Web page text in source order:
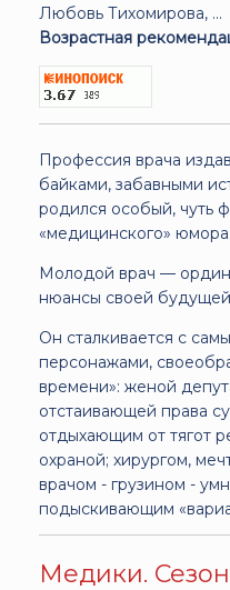
Любовь Тихомирова, ...
Возрастная
Профессия врача
байками, забавными
родился особый, чуть
«медицинского» юмора.
Молодой врач —
нюансы своей
Он сталкивается с
персонажами,
времени»: женой
отстаивающей права
отдыхающим от тягот
охраной; хирургом,
врачом - грузином -
подыскивающим
Медики. Сезон